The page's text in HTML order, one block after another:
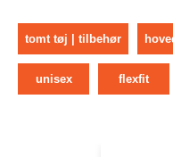
tomt tøj | tilbehør
unisex flexfit